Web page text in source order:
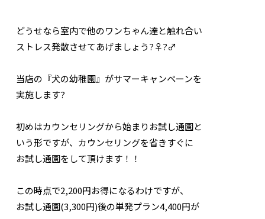
どうせなら室内で他のワンちゃん達と触れ合い
ストレス発散させてあげましょう?‍♀️?‍♂️
当店の『犬の幼稚園』がサマーキャンペーンを
実施します?
初めはカウンセリングから始まりお試し通園と
いう形ですが、カウンセリングを省きすぐに
お試し通園をして頂けます！！
この時点で2,200円お得になるわけですが、
お試し通園(3,300円)後の単発プラン4,400円が